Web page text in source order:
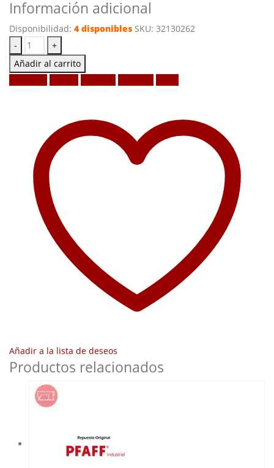
Información adicional
Disponibilidad: 4 disponibles SKU: 32130262
-
+
Añadir al carrito
Añadir a la lista de deseos
Productos relacionados